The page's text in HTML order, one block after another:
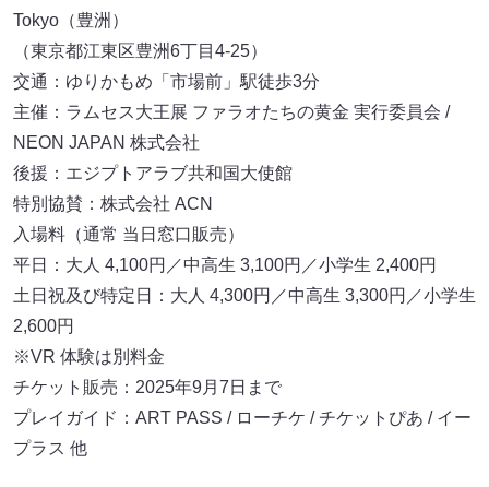
Tokyo（豊洲）
（東京都江東区豊洲6丁目4-25）
交通：ゆりかもめ「市場前」駅徒歩3分
主催：ラムセス大王展 ファラオたちの黄金 実行委員会 /
NEON JAPAN 株式会社
後援：エジプトアラブ共和国大使館
特別協賛：株式会社 ACN
入場料（通常 当日窓口販売）
平日：大人 4,100円／中高生 3,100円／小学生 2,400円
土日祝及び特定日：大人 4,300円／中高生 3,300円／小学生
2,600円
※VR 体験は別料金
チケット販売：2025年9月7日まで
プレイガイド：ART PASS / ローチケ / チケットぴあ / イー
プラス 他